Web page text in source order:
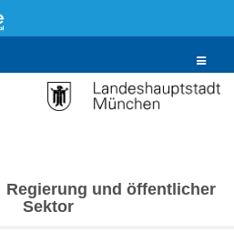
Toggle
Regierung und öffentlicher
Sektor